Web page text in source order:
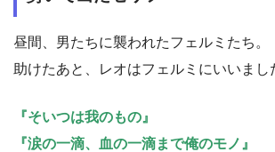
昼間、男たちに襲われたフェルミたち。
助けたあと、レオはフェルミにいいまし
『そいつは我のもの』
『涙の一滴、血の一滴まで俺のモノ』